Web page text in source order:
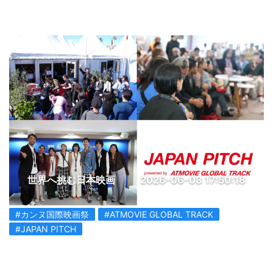
世界へ挑む日本映画 2026-06-03 17:50:18
#カンヌ国際映画祭
#ATMOVIE GLOBAL TRACK
#JAPAN PITCH